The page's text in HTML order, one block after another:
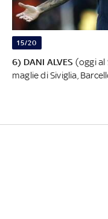
15/20
6) DANI ALVES (oggi al
maglie di Siviglia,